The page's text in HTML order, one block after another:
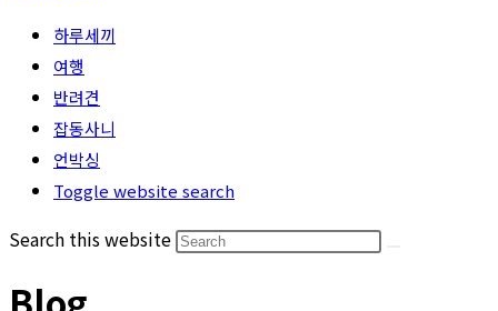
하루세끼
여행
반려견
잡동사니
언박싱
Toggle website search
Search this website